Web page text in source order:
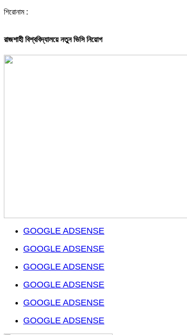
শিরোনাম :
রাজশাহী বিশ্ববিদ্যালয়ে নতুন ভিসি নিয়োগ
GOOGLE ADSENSE
GOOGLE ADSENSE
GOOGLE ADSENSE
GOOGLE ADSENSE
GOOGLE ADSENSE
GOOGLE ADSENSE